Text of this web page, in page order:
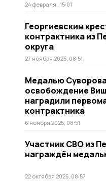
24 февраля , 15:01
Георгиевским
контрактника из
округа
27 ноября 2025, 08:51
Медалью
освобождение
наградили
контрактника
6 ноября 2025, 08:51
Участник СВО из
награждён
22 октября 2025, 08:57